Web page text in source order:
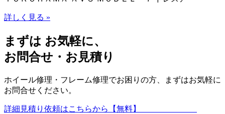
詳しく見る »
まずは お気軽に、
お問合せ・お見積り
ホイール修理・フレーム修理でお困りの方、まずはお気軽に
お問合せください。
詳細見積り依頼はこちらから【無料】